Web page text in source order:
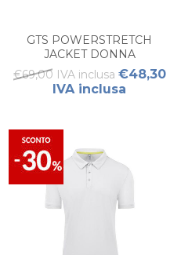
GTS POWERSTRETCH
JACKET DONNA
€69,00 IVA inclusa €48,30
IVA inclusa